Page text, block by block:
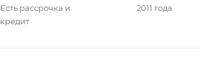
Есть рассрочка и
кредит
2011 года